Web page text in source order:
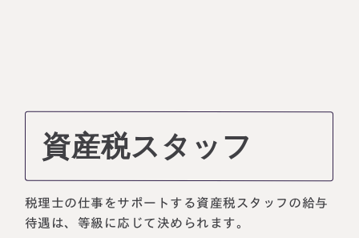
資産税スタッフ
税理士の仕事をサポートする資産税スタッフの給与
待遇は、等級に応じて決められます。